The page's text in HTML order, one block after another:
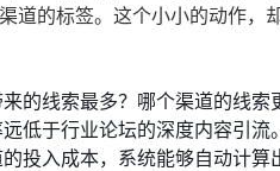
道的标签。这个小小的动作
来的线索最多？哪个渠道的线
低于行业论坛的深度内容引流。
的投入成本，系统能够自动计